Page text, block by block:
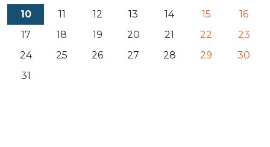
10
11 12 13 14 15
16
17
18 19 20 21 22
23
24
25 26 27 28 29
30
31